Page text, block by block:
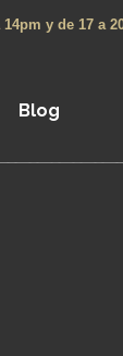
y de 17 a
Blog